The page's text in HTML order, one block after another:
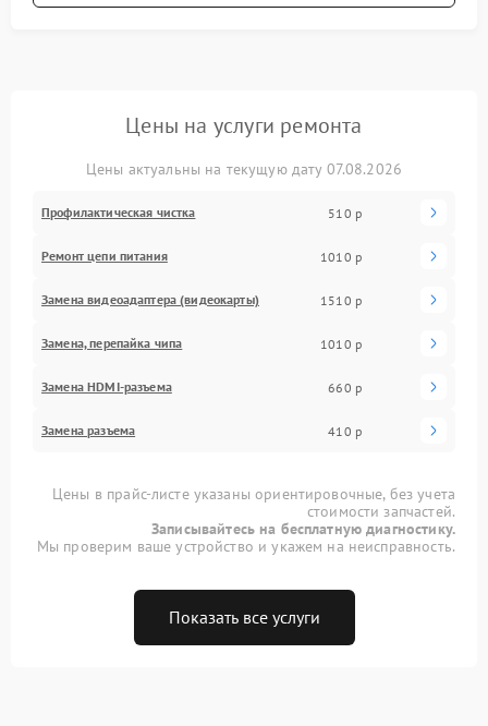
Цены на услуги ремонта
Цены актуальны на текущую дату 07.08.2026
Профилактическая чистка 510 р
Ремонт цепи питания 1010 р
Замена видеоадаптера (видеокарты) 1510 р
Замена, перепайка чипа 1010 р
Замена HDMI-разъема 660 р
Замена разъема 410 р
Цены в прайс-листе указаны ориентировочные, без учета
стоимости запчастей.
Записывайтесь на бесплатную диагностику.
Мы проверим ваше устройство и укажем на неисправность.
Показать все услуги